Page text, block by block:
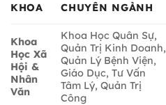
KHOA CHUYÊN NGÀNH
Khoa
Học Xã
Hội &
Nhân
Văn
Khoa Học Quân Sự,
Quản Trị Kinh Doanh,
Quản Lý Bệnh Viện,
Giáo Dục, Tư Vấn
Tâm Lý, Quản Trị
Công